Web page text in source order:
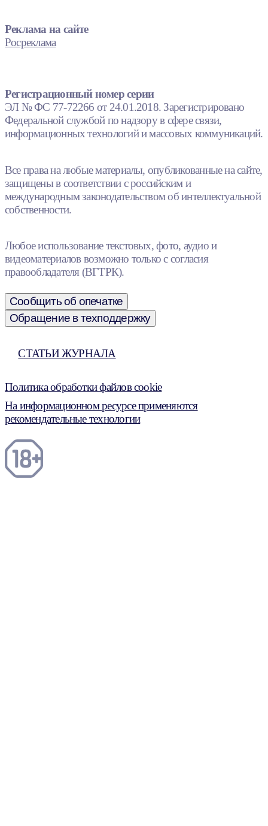
Реклама на сайте
Росреклама
Регистрационный номер серии
ЭЛ № ФС 77-72266 от 24.01.2018. Зарегистрировано
Федеральной службой по надзору в сфере связи,
информационных технологий и массовых коммуникаций.
Все права на любые материалы, опубликованные на сайте,
защищены в соответствии с российским и
международным законодательством об интеллектуальной
собственности.
Любое использование текстовых, фото, аудио и
видеоматериалов возможно только с согласия
правообладателя (ВГТРК).
Сообщить об опечатке
Обращение в техподдержку
СТАТЬИ ЖУРНАЛА
Политика обработки файлов cookie
На информационном ресурсе применяются
рекомендательные технологии